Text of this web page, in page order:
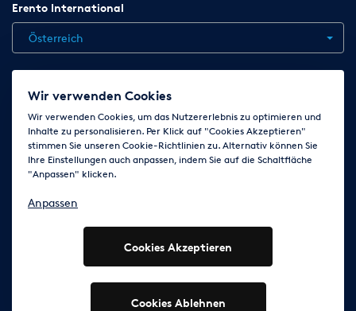
Erento International
Österreich
Jobs Kontakt News
AGB
Impressum Cookie-Einstellungen ändern
Folge uns auf
© 2003 - 2026 Erento Campanda GmbH - Alle Rechte
vorbehalten
Ausgewiesene Marken gehören den jeweiligen Eigentümern.
Wir verwenden Cookies
Wir verwenden Cookies, um das Nutzererlebnis zu optimieren und
Inhalte zu personalisieren. Per Klick auf "Cookies Akzeptieren"
stimmen Sie unseren Cookie-Richtlinien zu. Alternativ können Sie
Ihre Einstellungen auch anpassen, indem Sie auf die Schaltfläche
"Anpassen" klicken.
Anpassen
Cookies Akzeptieren
Cookies Ablehnen